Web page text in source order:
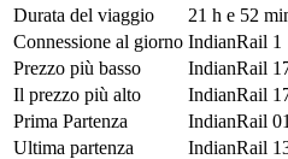
Durata del viaggio
21 h e 52
Connessione al giorno IndianRail 1
Prezzo più basso
IndianRail
Il prezzo più alto
IndianRail
Prima Partenza
IndianRail
Ultima partenza
IndianRail